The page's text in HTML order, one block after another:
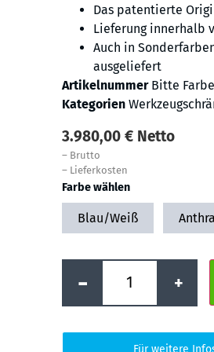
Das patentierte
Lieferung innerhalb
Auch in
ausgeliefert
Artikelnummer Bitte
Kategorien
3.980,00 € Netto
– Brutto
– Lieferkosten
Farbe wählen
Blau/Weiß
- +
Für weitere